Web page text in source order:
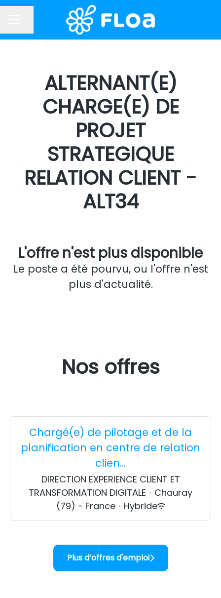
Partager la page
ALTERNANT(E)
CHARGE(E) DE
PROJET
STRATEGIQUE
RELATION CLIENT -
ALT34
L'offre n'est plus disponible
Le poste a été pourvu, ou l'offre n'est
plus d'actualité.
Nos offres
Chargé(e) de pilotage et de la
planification en centre de relation
clien...
DIRECTION EXPERIENCE CLIENT ET
TRANSFORMATION DIGITALE · Chauray
(79) - France · Hybride
Plus d’offres d'emploi